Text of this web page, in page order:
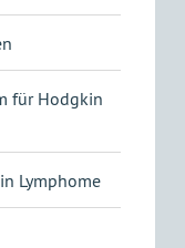
für Hodgkin
Lymphome